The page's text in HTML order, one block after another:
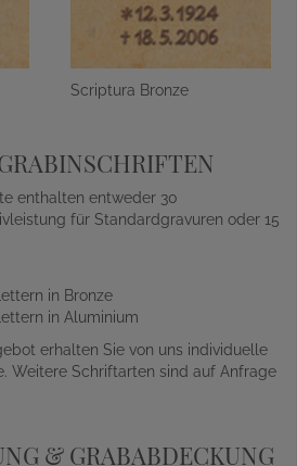
Scriptura Bronze
enthalten entweder 30
für Standardgravuren oder 15
in Bronze
in Aluminium
erhalten Sie von uns individuelle
Weitere Schriftarten sind auf Anfrage
& GRABABDECKUNG